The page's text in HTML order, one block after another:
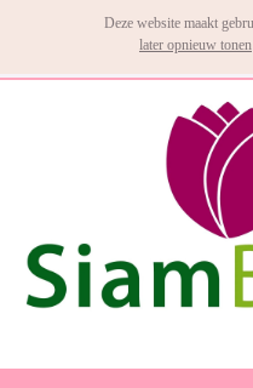
Deze website maakt
later opnieuw tonen